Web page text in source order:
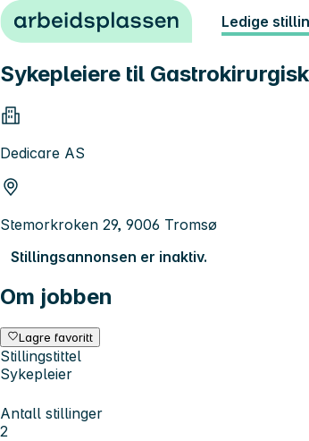
Hopp til innhold Ledige
Sykepleiere til
Dedicare AS
Stemorkroken 29, 9006 Tromsø
Stillingsannonsen er inaktiv.
Om jobben
Lagre favoritt
Stillingstittel
Sykepleier
Antall stillinger
2